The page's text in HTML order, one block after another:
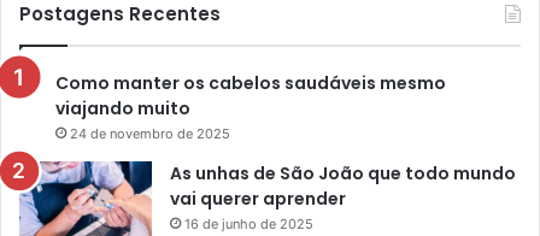
Postagens Recentes
Como manter os cabelos saudáveis mesmo
viajando muito
24 de novembro de 2025
As unhas de São João que todo mundo
vai querer aprender
16 de junho de 2025